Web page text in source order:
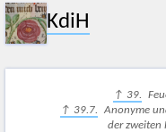
KdiH
↑ 39.
↑ 39.7. Anonyme
der zweiten